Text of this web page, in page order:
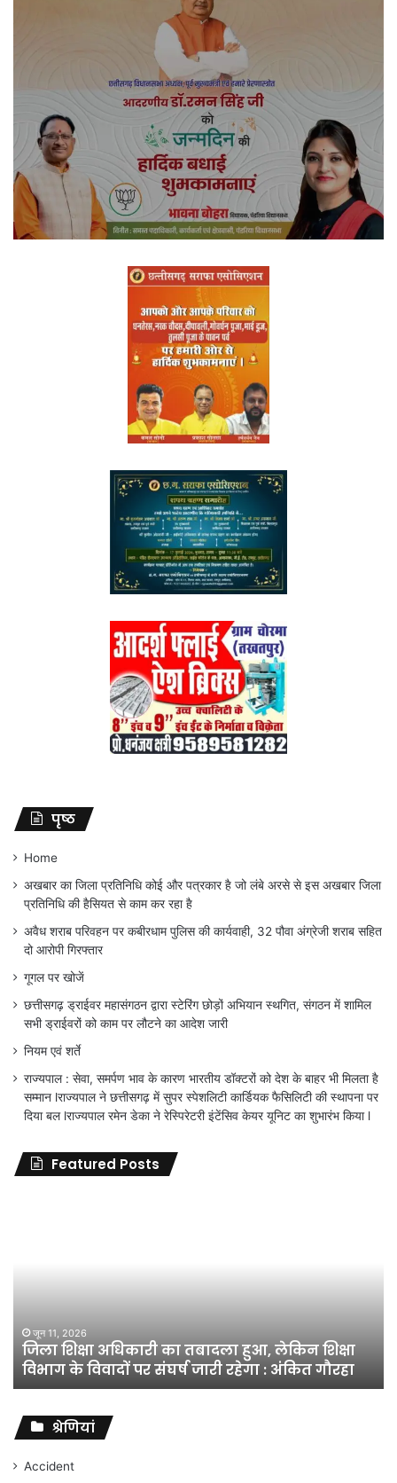
पृष्ठ
Home
अखबार का जिला प्रतिनिधि कोई और पत्रकार है जो लंबे अरसे से इस अखबार जिला
प्रतिनिधि की हैसियत से काम कर रहा है
अवैध शराब परिवहन पर कबीरधाम पुलिस की कार्यवाही, 32 पौवा अंग्रेजी शराब सहित
दो आरोपी गिरफ्तार
गूगल पर खोजें
छत्तीसगढ़ ड्राईवर महासंगठन द्वारा स्टेरिंग छोड़ों अभियान स्थगित, संगठन में शामिल
सभी ड्राईवरों को काम पर लौटने का आदेश जारी
नियम एवं शर्ते
राज्यपाल : सेवा, समर्पण भाव के कारण भारतीय डॉक्टरों को देश के बाहर भी मिलता है
सम्मान lराज्यपाल ने छत्तीसगढ़ में सुपर स्पेशलिटी कार्डियक फैसिलिटी की स्थापना पर
दिया बल lराज्यपाल रमेन डेका ने रेस्पिरेटरी इंटेंसिव केयर यूनिट का शुभारंभ किया l
Featured Posts
शिक्षा
विभाग
विवादों
संघर्ष
जारी
रहेगा
जून 11, 2026
जिला शिक्षा अधिकारी का तबादला हुआ, लेकिन शिक्षा
विभाग के विवादों पर संघर्ष जारी रहेगा : अंकित गौरहा
श्रेणियां
Accident